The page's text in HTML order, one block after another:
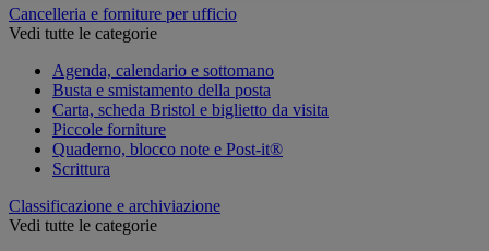
Cancelleria e forniture per ufficio
Vedi tutte le categorie
Agenda, calendario e sottomano
Busta e smistamento della posta
Carta, scheda Bristol e biglietto da visita
Piccole forniture
Quaderno, blocco note e Post-it®
Scrittura
Classificazione e archiviazione
Vedi tutte le categorie